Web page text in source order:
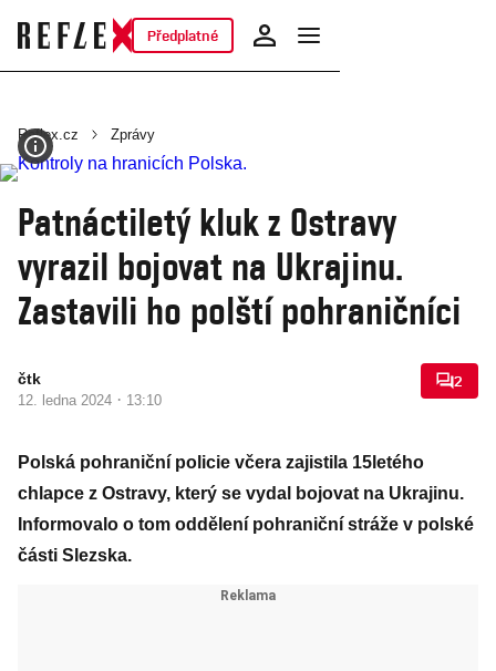
Předplatné
Reflex.cz Zprávy
Patnáctiletý kluk z Ostravy
vyrazil bojovat na Ukrajinu.
Zastavili ho polští pohraničníci
čtk
12. ledna 2024 · 13:10
2
Polská pohraniční policie včera zajistila 15letého
chlapce z Ostravy, který se vydal bojovat na Ukrajinu.
Informovalo o tom oddělení pohraniční stráže v polské
části Slezska.